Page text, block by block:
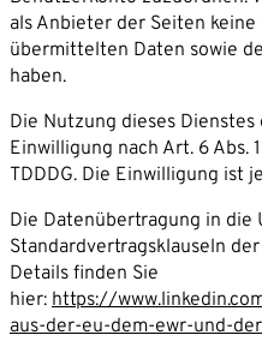
als Anbieter der Seiten
übermittelten Daten sowie
haben.
Die Nutzung dieses
Einwilligung nach Art. 6 Abs.
TDDDG. Die Einwilligung ist
Die Datenübertragung in die
Standardvertragsklauseln
Details finden Sie
hier: https://
aus-der-eu-dem-ewr-und-